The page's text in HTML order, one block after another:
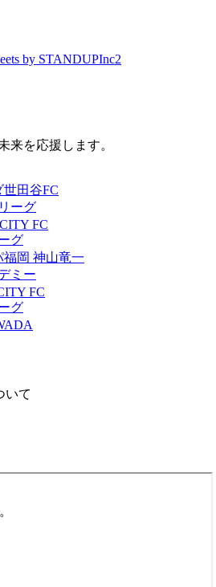
by STANDUPInc2
来を応援します。
世田谷FC
ーグ
FC
グ
福岡 神山竜一
ミー
FC
グ
いて